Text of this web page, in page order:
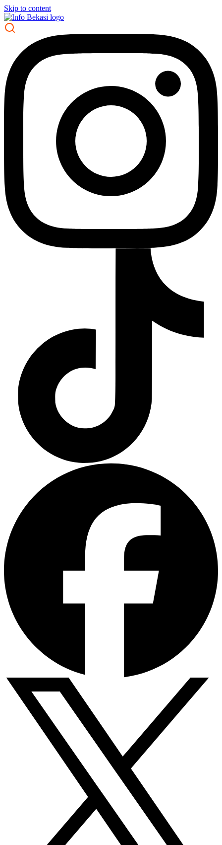
Skip to content